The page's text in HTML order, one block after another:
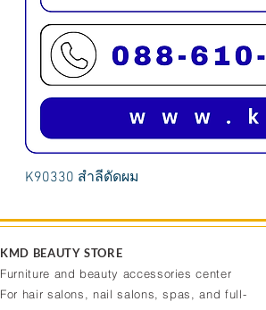
K90330 สำลีดัดผม
KMD BEAUTY STORE
Furniture and beauty accessories center
For hair salons, nail salons, spas, and full-